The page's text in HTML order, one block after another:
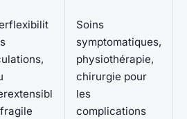
Soins
symptomatiques,
physiothérapie,
chirurgie pour
les
complications